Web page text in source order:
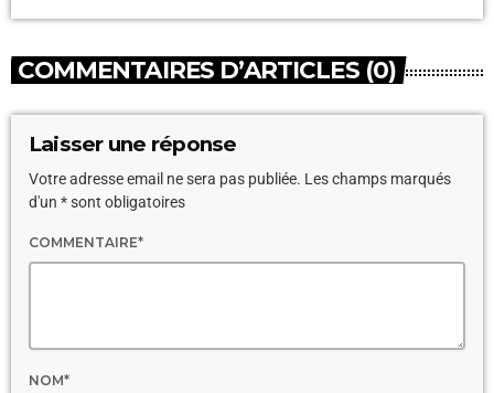
COMMENTAIRES D’ARTICLES (0)
Laisser une réponse
Votre adresse email ne sera pas publiée. Les champs marqués
d'un * sont obligatoires
COMMENTAIRE*
NOM*